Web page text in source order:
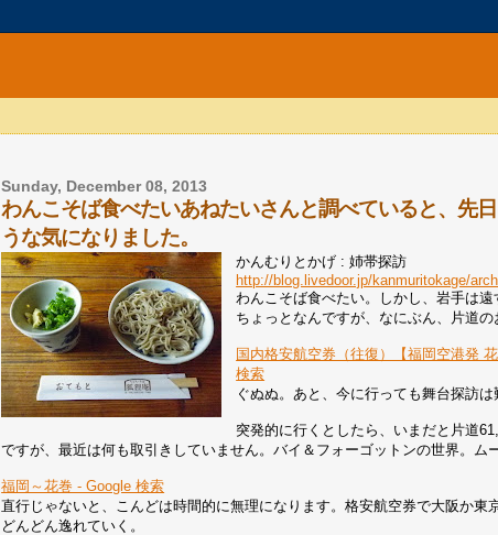
Sunday, December 08, 2013
わんこそば食べたいあねたいさんと調べていると、先
うな気になりました。
かんむりとかげ : 姉帯探訪
http://blog.livedoor.jp/kanmuritokage/
わんこそば食べたい。しかし、岩手は
ちょっとなんですが、なにぶん、片道
国内格安航空券（往復）【福岡空港発
検索
ぐぬぬ。あと、今に行っても舞台探訪
突発的に行くとしたら、いまだと片道
ですが、最近は何も取引きしていません。バイ＆フォーゴットンの世界。ム
福岡～花巻 - Google 検索
直行じゃないと、こんどは時間的に無理になります。格安航空券で大阪か
どんどん逸れていく。